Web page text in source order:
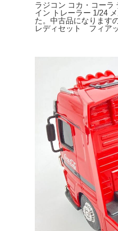
ラジコン コカ・コーラ
イン トレーラー 1/24
た。中古品になります
レディセット フィア